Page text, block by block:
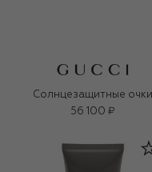
Солнцезащитные очки
56 100 ₽